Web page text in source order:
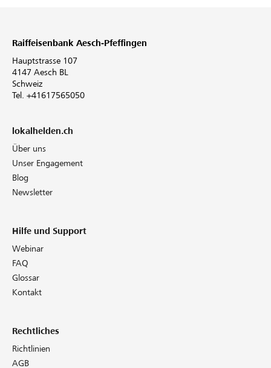
Raiffeisenbank Aesch-Pfeffingen
Hauptstrasse 107
4147 Aesch BL
Schweiz
Tel. +41617565050
lokalhelden.ch
Über uns
Unser Engagement
Blog
Newsletter
Hilfe und Support
Webinar
FAQ
Glossar
Kontakt
Rechtliches
Richtlinien
AGB